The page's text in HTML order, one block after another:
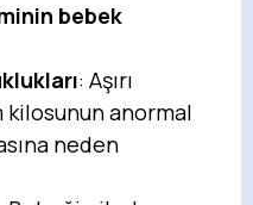
bebek
: Aşırı
anormal
neden